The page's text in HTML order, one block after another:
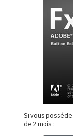
Si vous
de 2 mois :